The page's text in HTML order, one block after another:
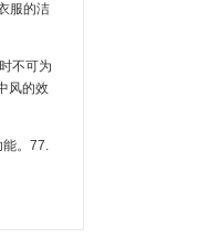
服的洁
不可为
风的效
能。77.